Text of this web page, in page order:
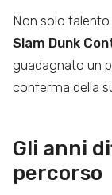
Non solo
Slam Dunk
guadagnato un
conferma della
Gli anni
percorso